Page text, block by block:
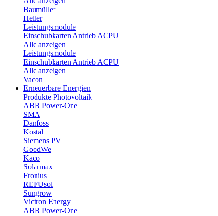
Baumüller
Heller
Leistungsmodule
Einschubkarten Antrieb ACPU
Alle anzeigen
Leistungsmodule
Einschubkarten Antrieb ACPU
Alle anzeigen
Vacon
Erneuerbare Energien
Produkte Photovoltaik
ABB Power-One
SMA
Danfoss
Kostal
Siemens PV
GoodWe
Kaco
Solarmax
Fronius
REFUsol
Sungrow
Victron Energy
ABB Power-One